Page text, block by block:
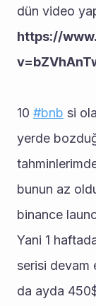
dün video
https://
10 #bnb si
yerde
bunun az
binance
Yani 1
serisi devam
da ayda